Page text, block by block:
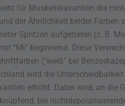
für Muskelrelaxantien die
der Ähnlichkeit beider
Spritzen aufgetreten (z. B.
“Mi” beginnend. Diese
("weiß" bei
wird die
erhöht. Dabei wird, an die
bei